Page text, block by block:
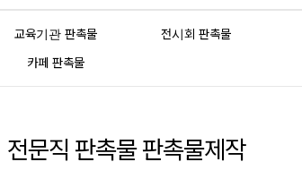
교육기관 판촉물 전시회 판촉물
카페 판촉물
전문직 판촉물 판촉물제작